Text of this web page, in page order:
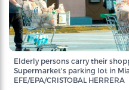
Elderly persons carry their
Supermarket's parking lot in
EFE/EPA/CRISTOBAL HERRERA